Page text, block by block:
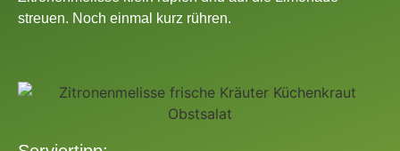
streuen. Noch einmal kurz rühren.